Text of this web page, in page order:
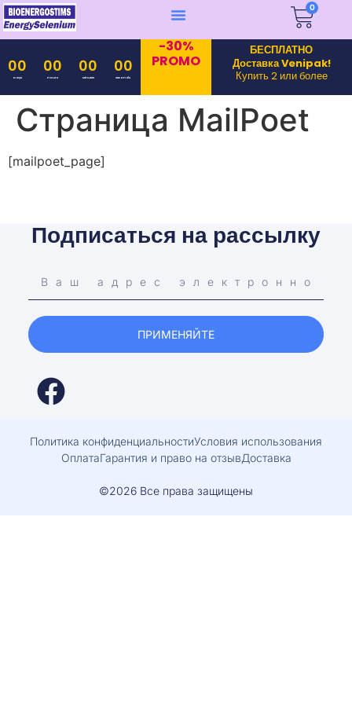
0
00
Days
00
Hours
00
Minutes
00
Seconds
-30%
PROMO
БЕСПЛАТНО
Доставка Venipak!
Купить 2 или более
Страница MailPoet
[mailpoet_page]
Подписаться на рассылку
ПРИМЕНЯЙТЕ
Политика конфиденциальностиУсловия использования
ОплатаГарантия и право на отзывДоставка
©2026 Все права защищены